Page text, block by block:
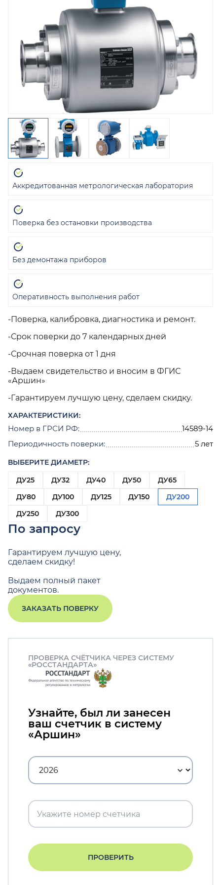
-Поверка, калибровка, диагностика и ремонт.
-Срок поверки до 7 календарных дней
-Срочная поверка от 1 дня
-Выдаем свидетельство и вносим в ФГИС
«Аршин»
-Гарантируем лучшую цену, сделаем скидку.
ХАРАКТЕРИСТИКИ:
Номер в ГРСИ РФ:
14589-14
Периодичность поверки:
5 лет
ВЫБЕРИТЕ ДИАМЕТР:
ДУ25
ДУ32 ДУ40 ДУ50
ДУ65
ДУ80
ДУ100 ДУ125 ДУ150
ДУ200
ДУ250
ДУ300
По запросу
Гарантируем лучшую цену,
сделаем скидку!
Выдаем полный пакет
документов.
ЗАКАЗАТЬ ПОВЕРКУ
Аккредитованная метрологическая лаборатория
Поверка без остановки производства
Без демонтажа приборов
Оперативность выполнения работ
ПРОВЕРКА СЧЁТЧИКА ЧЕРЕЗ СИСТЕМУ
«РОССТАНДАРТА»
Узнайте, был ли занесен
ваш счетчик в систему
«Аршин»
ПРОВЕРИТЬ